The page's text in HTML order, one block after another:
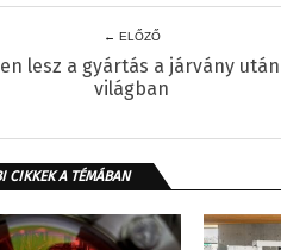
← ELŐZŐ
lesz a gyártás a járvány
világban
CIKKEK A TÉMÁBAN